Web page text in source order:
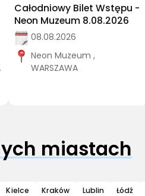
Całodniowy Bilet Wstępu -
Neon Muzeum 8.08.2026
08.08.2026
Neon Muzeum ,
WARSZAWA
miastach
Kielce Kraków Lublin Łódź